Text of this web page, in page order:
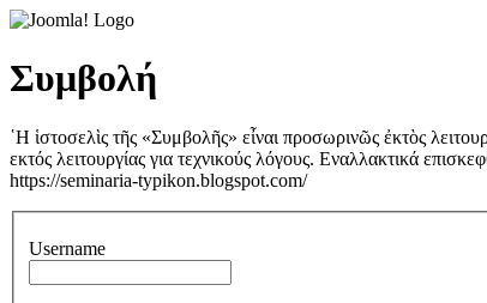
Συμβολή
῾Η ἱστοσελὶς τῆς «Συμβολῆς» εἶναι προσωρινῶς ἐκτὸς
εκτός λειτουργίας για τεχνικούς λόγους. Εναλλακτικά
https://seminaria-typikon.blogspot.com/
Username